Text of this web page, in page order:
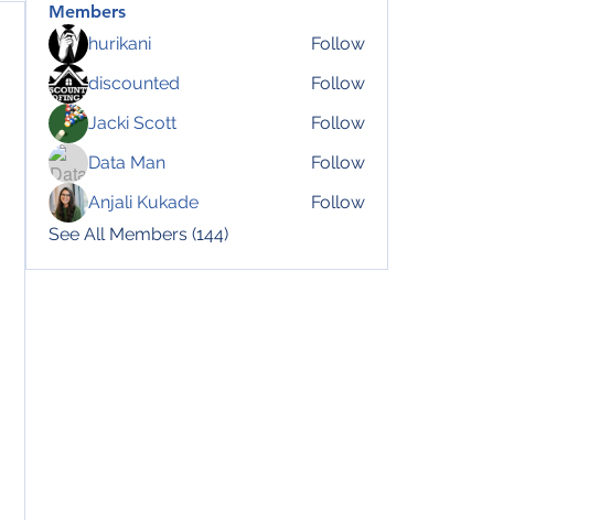
Members
hurikani
Follow
discounted
Follow
Jacki Scott
Follow
Data Man
Follow
Anjali Kukade
Follow
See All Members (144)